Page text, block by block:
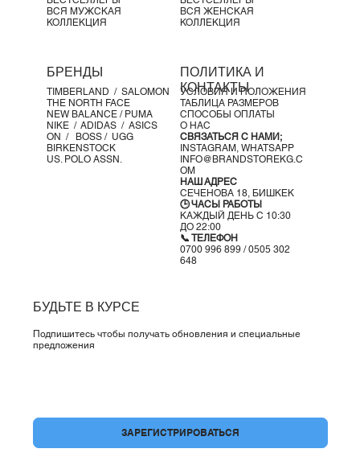
Материалы:
Верх: переработанный полиэстер и эластан
Пена Zero-Gravity с био-компонентами
264,2 г
ВСЯ МУЖСКАЯ
КОЛЛЕКЦИЯ
ВСЯ ЖЕНСКАЯ
КОЛЛЕКЦИЯ
БРЕНДЫ
TIMBERLAND / SALOMON
THE NORTH FACE
NEW BALANCE / PUMA
NIKE / ADIDAS / ASICS
ON / BOSS / UGG
BIRKENSTOCK
US. POLO ASSN.
ПОЛИТИКА И
КОНТАКТЫ
УСЛОВИЯ И ПОЛОЖЕНИЯ
ТАБЛИЦА РАЗМЕРОВ
СПОСОБЫ ОПЛАТЫ
О НАС
СВЯЗАТЬСЯ С НАМИ;
INSTAGRAM, WHATSAPP
INFO@BRANDSTOREKG.C
OM
НАШ АДРЕС
СЕЧЕНОВА 18, БИШКЕК
🕒 ЧАСЫ РАБОТЫ
КАЖДЫЙ ДЕНЬ С 10:30
ДО 22:00
📞 ТЕЛЕФОН
0700 996 899 / 0505 302
648
БУДЬТЕ В КУРСЕ
Подпишитесь чтобы получать обновления и специальные
предложения
ЗАРЕГИСТРИРОВАТЬСЯ